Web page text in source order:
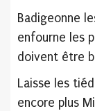
Badigeonne
enfourne les
doivent être
Laisse les
encore plus